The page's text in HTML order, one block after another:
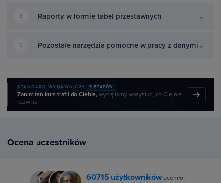
8 Raporty w formie tabel przestawnych
9 Pozostałe narzędzia pomocne w pracy z danymi
STANDARD WYDAWNICZY 5 ETAPÓW
Zanim ten kurs trafił do Ciebie,wycięliśmy wszystko, co Cię nie
rozwija.
Ocena uczestników
60715 użytkownikówoceniło i